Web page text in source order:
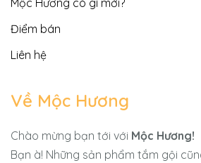
Mộc Hương có gì mới?
Điểm bán
Liên hệ
Về Mộc Hương
Chào mừng bạn tới với Mộc Hương!
Bạn à! Những sản phẩm tắm gội